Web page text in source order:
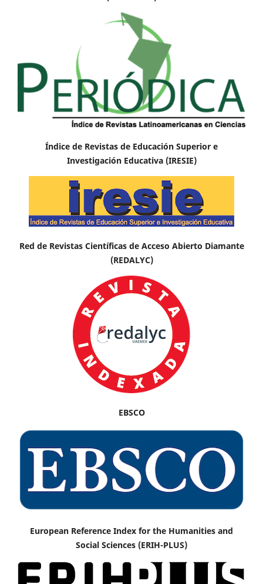
Índice de Revistas de Educación Superior e
Investigación Educativa (IRESIE)
Red de Revistas Científicas de Acceso Abierto Diamante
(REDALYC)
EBSCO
European Reference Index for the Humanities and
Social Sciences (ERIH-PLUS)